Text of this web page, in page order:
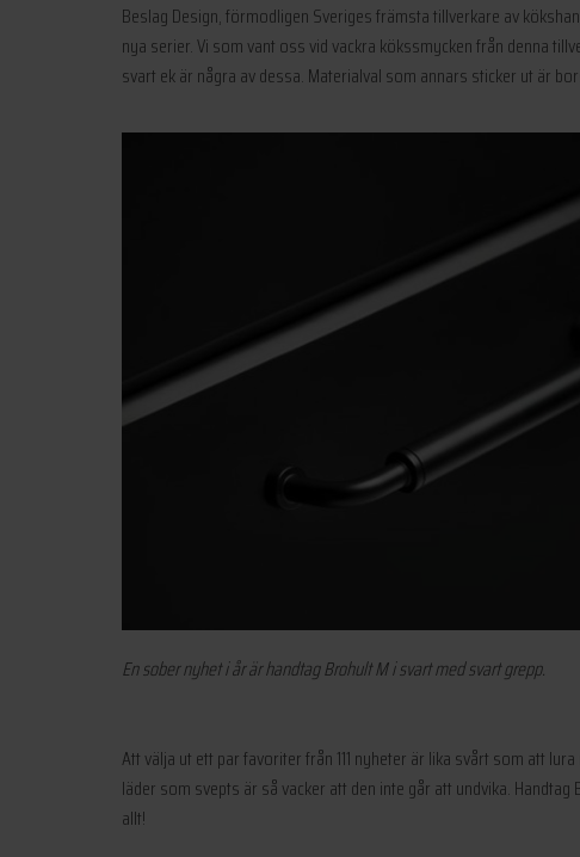
Beslag Design, förmodligen Sveriges främsta tillverkare av
nya serier. Vi som vant oss vid vackra kökssmycken från denna
svart ek är några av dessa. Materialval som annars sticker ut är
En sober nyhet i år är handtag Brohult M i svart med svart grepp.
Att välja ut ett par favoriter från 111 nyheter är lika svårt som att
läder som svepts är så vacker att den inte går att undvika.
allt!